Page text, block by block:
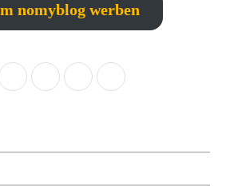
nomyblog werben